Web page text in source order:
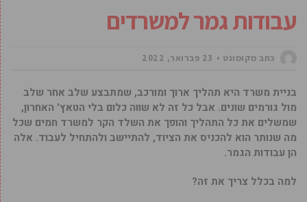
עבודות גמר למשרדים
כתב מקומונט 23 פברואר, 2022
בניית משרד היא תהליך ארוך ומורכב, שמתבצע שלב אחר שלב
מול גורמים שונים. אבל כל זה לא שווה כלום בלי הטאץ’ האחרון,
שמשלים את כל התהליך והופך את השלד הקר למשרד חמים שכל
מה שנותר הוא להכניס את הציוד, להתיישב ולהתחיל לעבוד. אלה
הן עבודות הגמר.
למה בכלל צריך את זה?